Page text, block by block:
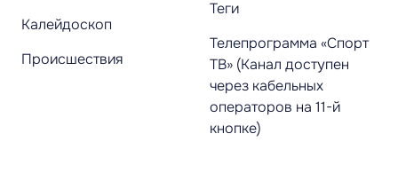
Калейдоскоп
Происшествия
Теги
Телепрограмма «Спорт
ТВ» (Канал доступен
через кабельных
операторов на 11-й
кнопке)